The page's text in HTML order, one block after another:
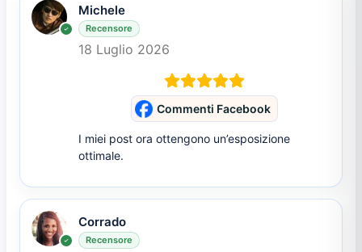
Michele
Recensore
18 Luglio 2026
Commenti Facebook
I miei post ora ottengono un’esposizione
ottimale.
Corrado
Recensore